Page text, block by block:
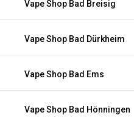
Vape Shop Bad Breisig
Vape Shop Bad Dürkheim
Vape Shop Bad Ems
Vape Shop Bad Hönningen